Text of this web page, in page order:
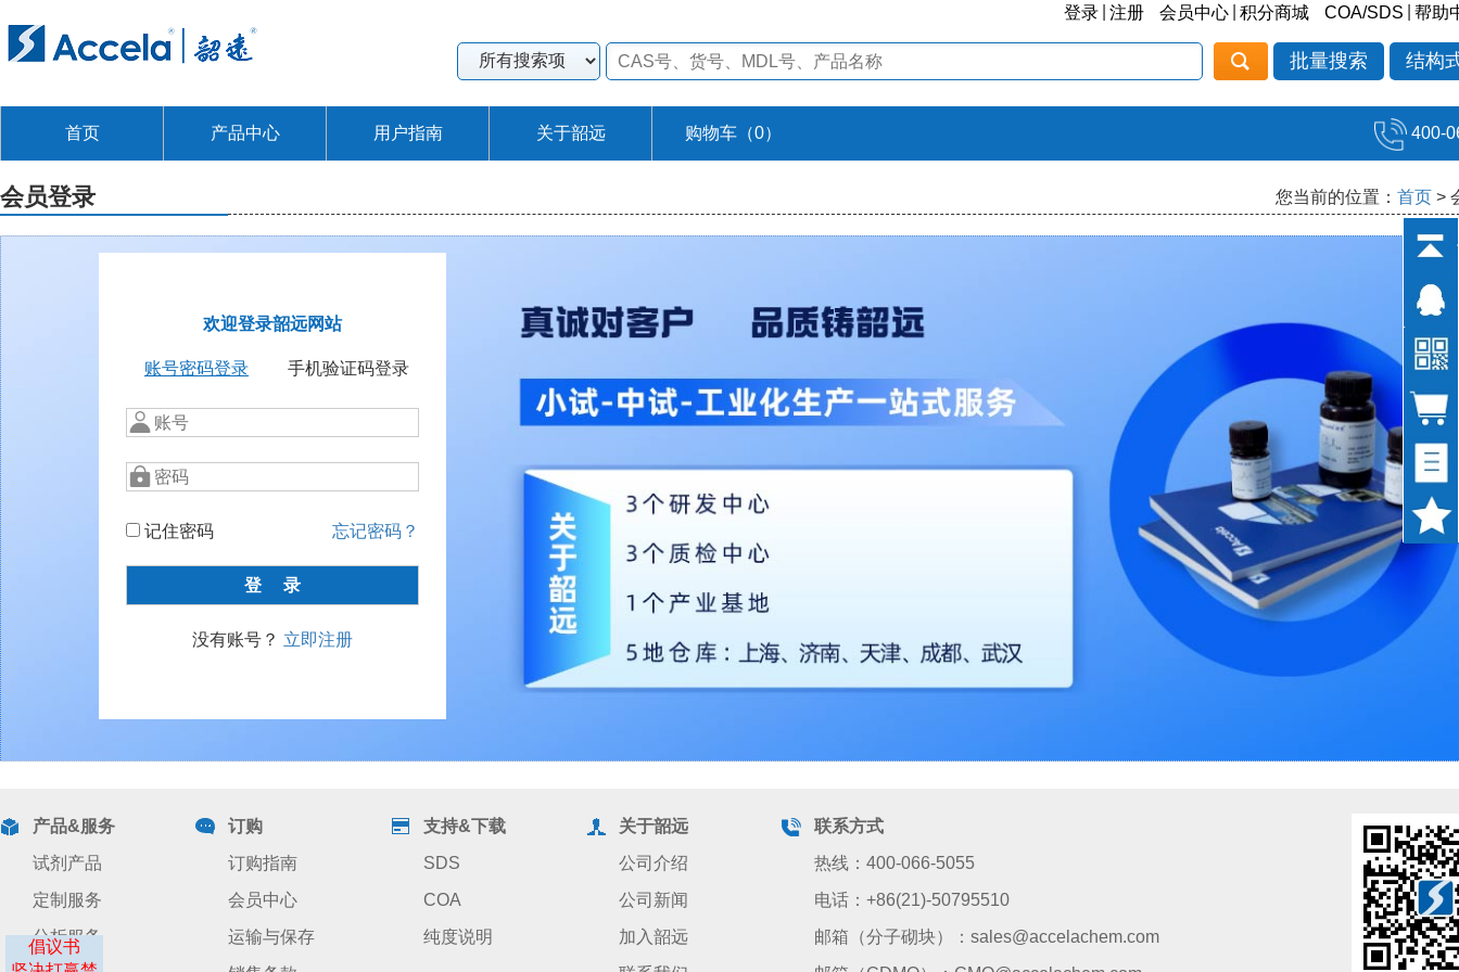
登录 注册 会员中心 积分商城 COA/SDS 帮助
批量搜索 结构
首页 产品中心 用户指南 关于韶远 购物车（0） 400-
倡议书
会员登录 您当前的位置： 首页 >
欢迎登录韶远网站
账号密码登录 手机验证码登录
记住密码 忘记密码？
没有账号？ 立即注册
产品&服务
试剂产品
定制服务
分析服务
订购
订购指南
会员中心
运输与保存
支持&下载
SDS
COA
纯度说明
关于韶远
公司介绍
公司新闻
加入韶远
联系方式
热线：400-066-5055
电话：+86(21)-50795510
邮箱（分子砌块）：sales@accelachem.com